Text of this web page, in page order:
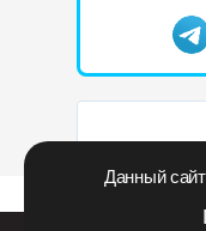
Данный